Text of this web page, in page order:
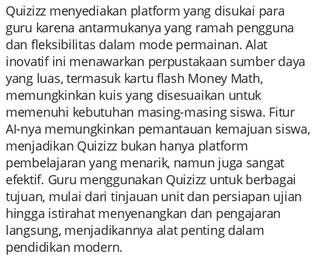
Quizizz menyediakan platform yang disukai para
guru karena antarmukanya yang ramah pengguna
dan fleksibilitas dalam mode permainan. Alat
inovatif ini menawarkan perpustakaan sumber daya
yang luas, termasuk kartu flash Money Math,
memungkinkan kuis yang disesuaikan untuk
memenuhi kebutuhan masing-masing siswa. Fitur
AI-nya memungkinkan pemantauan kemajuan siswa,
menjadikan Quizizz bukan hanya platform
pembelajaran yang menarik, namun juga sangat
efektif. Guru menggunakan Quizizz untuk berbagai
tujuan, mulai dari tinjauan unit dan persiapan ujian
hingga istirahat menyenangkan dan pengajaran
langsung, menjadikannya alat penting dalam
pendidikan modern.